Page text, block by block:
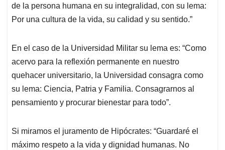
de la persona humana en su integralidad, con su lema:
Por una cultura de la vida, su calidad y su sentido.”
En el caso de la Universidad Militar su lema es: “Como
acervo para la reflexión permanente en nuestro
quehacer universitario, la Universidad consagra como
su lema: Ciencia, Patria y Familia. Consagrarnos al
pensamiento y procurar bienestar para todo”.
Si miramos el juramento de Hipócrates: “Guardaré el
máximo respeto a la vida y dignidad humanas. No